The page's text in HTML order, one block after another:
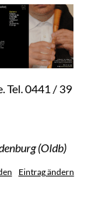
Tel. 0441 / 39
(Oldb)
Eintrag ändern